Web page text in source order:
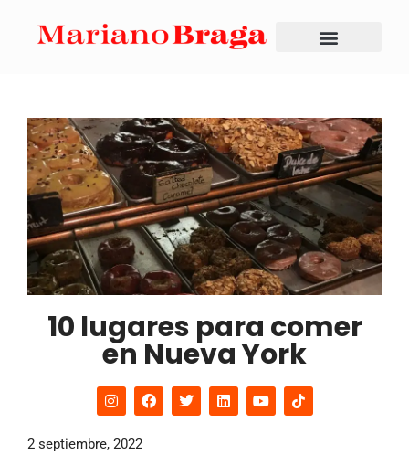
10 lugares para comer
en Nueva York
2 septiembre, 2022